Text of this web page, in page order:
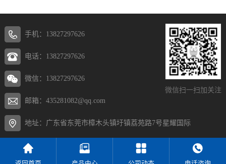
微信扫一扫加关注
手机：13827297626
电话：13827297626
微信：13827297626
邮箱：435281082@qq.com
地址：广东省东莞市樟木头镇圩镇荔苑路7号星耀国际